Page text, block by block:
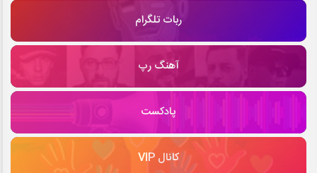
ربات تلگرام
آهنگ رپ
پادکست
کانال VIP